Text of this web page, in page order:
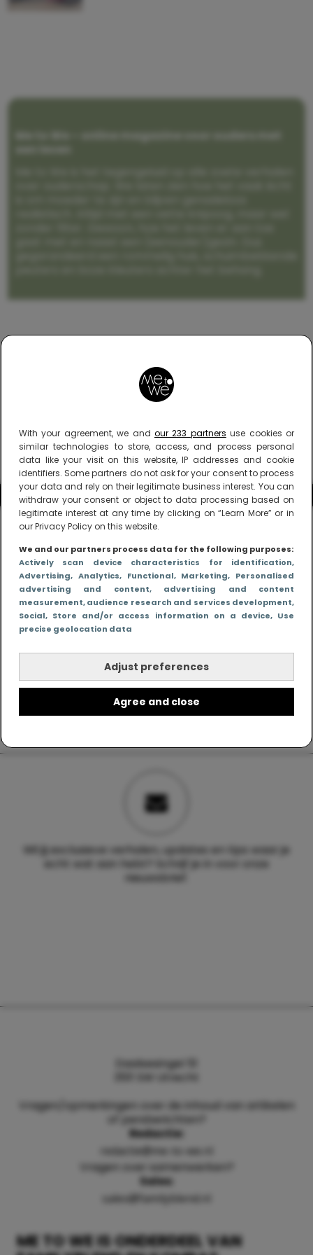
With your agreement, we and our 233 partners use cookies or
similar technologies to store, access, and process personal
data like your visit on this website, IP addresses and cookie
identifiers. Some partners do not ask for your consent to process
your data and rely on their legitimate business interest. You can
withdraw your consent or object to data processing based on
legitimate interest at any time by clicking on “Learn More” or in
our Privacy Policy on this website.
We and our partners process data for the following purposes:
Actively scan device characteristics for identification,
Advertising, Analytics, Functional, Marketing, Personalised
advertising and content, advertising and content
measurement, audience research and services development,
Social, Store and/or access information on a device, Use
precise geolocation data
Adjust preferences
Agree and close
Me to We – online magazine voor ouders met
Wil jij exclusieve verhalen, updates en tips waar je
echt wat aan hebt? Schrijf je in voor onze
nieuwsbrief.
ME TO WE IS ONDERDEEL VAN
Daalsesingel 51
3511 SW Utrecht
Vragen/opmerkingen over de inhoud van artikelen
of persberichten?
Redactie:
redactie@me-to-we.nl
Vragen over samenwerken?
Sales:
sales@familyblend.nl